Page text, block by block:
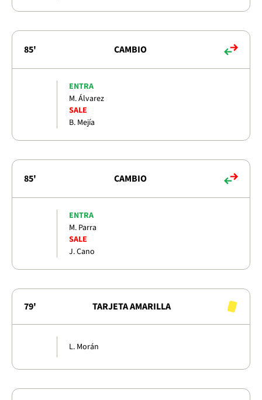
85' CAMBIO
ENTRA
M. Álvarez
SALE
B. Mejía
85' CAMBIO
ENTRA
M. Parra
SALE
J. Cano
79' TARJETA AMARILLA
L. Morán